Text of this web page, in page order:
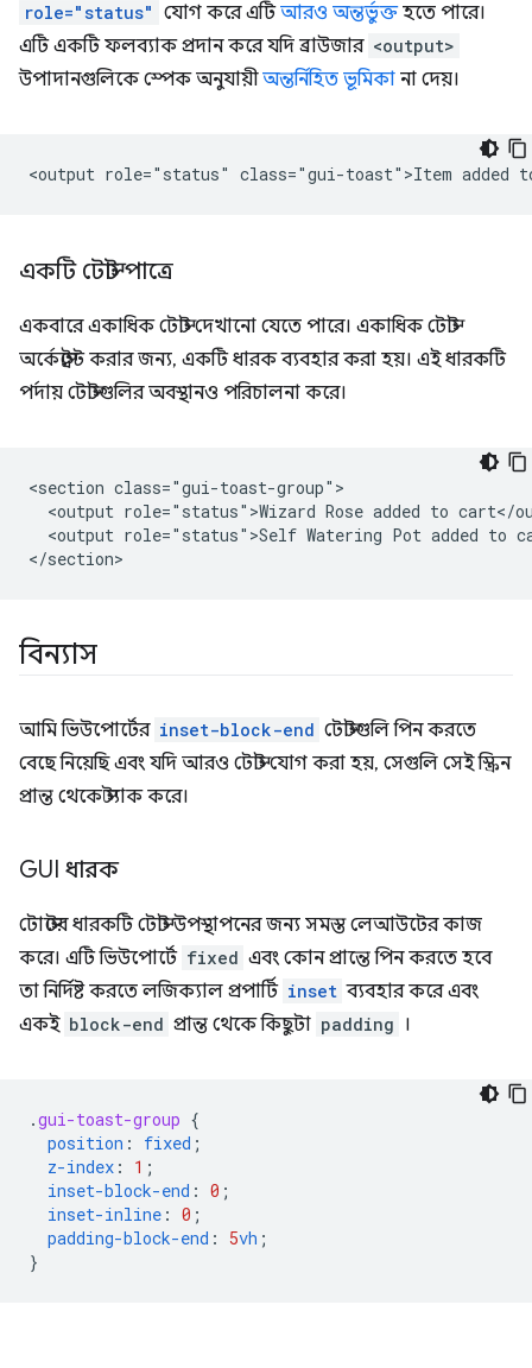
role="status" যোগ করে এটিআরও অন্তর্ভুক্তহতে পারে।
এটি একটি ফলব্যাক প্রদান করে যদি ব্রাউজার <output>
উপাদানগুলিকে স্পেক অনুযায়ীঅন্তর্নিহিত ভূমিকা না দেয়।
একটি টোস্ট পাত্রে
একবারে একাধিক টোস্ট দেখানো যেতে পারে। একাধিক টোস্ট
অর্কেস্ট্রেট করার জন্য, একটি ধারক ব্যবহার করা হয়। এই ধারকটি
পর্দায় টোস্টগুলির অবস্থানও পরিচালনা করে।
<section class="gui-toast-group">
<output role="status">Wizard Rose added to cart</
<output role="status">Self Watering Pot added to
বিন্যাস
আমি ভিউপোর্টের inset-block-end টোস্টগুলি পিন করতে
বেছে নিয়েছি এবং যদি আরও টোস্ট যোগ করা হয়, সেগুলি সেই স্ক্রিন
প্রান্ত থেকে স্ট্যাক করে।
GUI ধারক
টোস্টের ধারকটি টোস্ট উপস্থাপনের জন্য সমস্ত লেআউটের কাজ
করে। এটি ভিউপোর্টে fixed এবং কোন প্রান্তে পিন করতে হবে
তা নির্দিষ্ট করতে লজিক্যাল প্রপার্টি inset ব্যবহার করে এবং
একই block-end প্রান্ত থেকে কিছুটা padding ।
.gui-toast-group {
position : fixed ;
z-index : 1 ;
inset-block-end : 0 ;
inset-inline : 0 ;
padding-block-end : 5vh ;
}